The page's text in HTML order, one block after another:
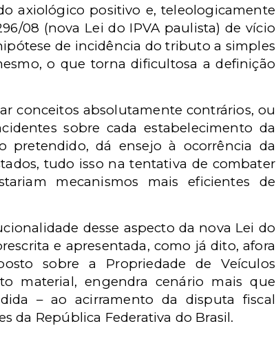
axiológico positivo e, teleologicamente
08 (nova Lei do IPVA paulista) de vício
de incidência do tributo a simples
o que torna dificultosa a definição
conceitos absolutamente contrários, ou
sobre cada estabelecimento da
pretendido, dá ensejo à ocorrência da
tudo isso na tentativa de combater
mecanismos mais eficientes de
desse aspecto da nova Lei do
e apresentada, como já dito, afora
sobre a Propriedade de Veículos
material, engendra cenário mais que
– ao acirramento da disputa fiscal
da República Federativa do Brasil.